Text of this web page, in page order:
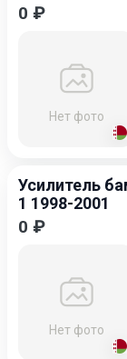
0 ₽
Нет фото
Усилитель
1 1998-2001
0 ₽
Нет фото